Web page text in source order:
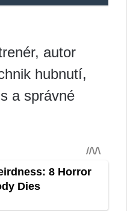
autor
hubnutí,
a správné